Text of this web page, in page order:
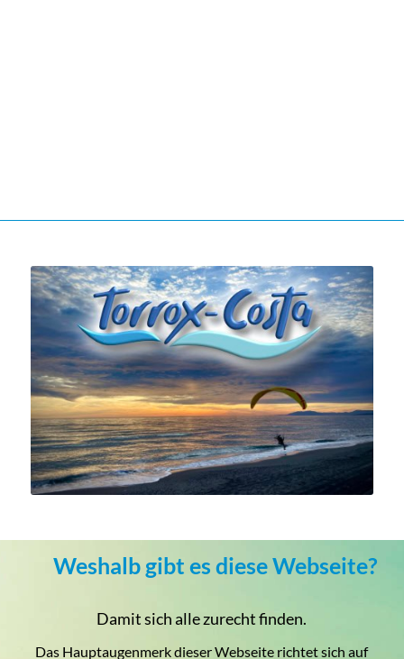
Weshalb gibt es diese Webseite?
Damit sich alle zurecht finden.
Das Hauptaugenmerk dieser Webseite richtet sich auf